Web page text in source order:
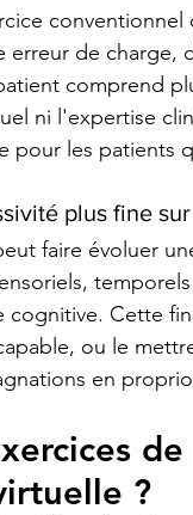
erreur de charge,
comprend
ni l'expertise
pour les patients
plus fine
faire évoluer
cognitive. Cette
ou le
en
?